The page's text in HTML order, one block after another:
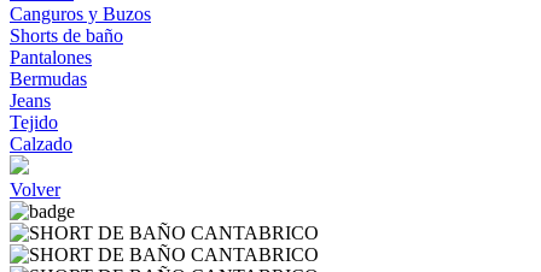
Canguros y Buzos
Shorts de baño
Pantalones
Bermudas
Jeans
Tejido
Calzado
Volver